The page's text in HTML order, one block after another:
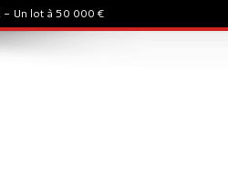
- Un lot à 50 000 €